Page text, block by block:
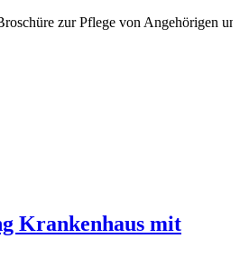
zur Pflege von Angehörigen
Krankenhaus mit